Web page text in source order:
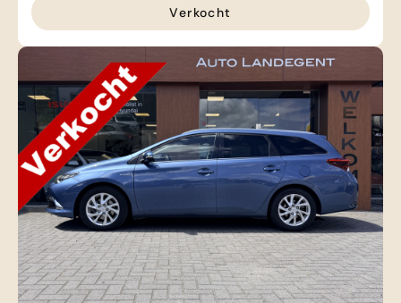
Verkocht